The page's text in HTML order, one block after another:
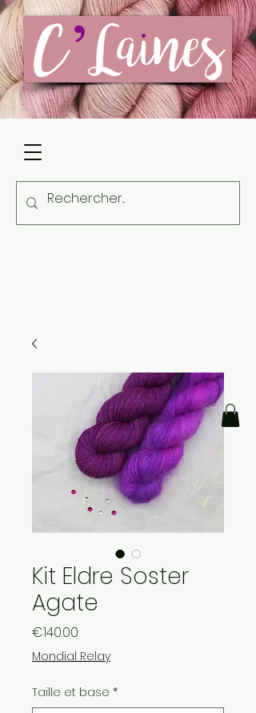
Kit Eldre Soster
Agate
€140.00
Mondial Relay
Taille et base *